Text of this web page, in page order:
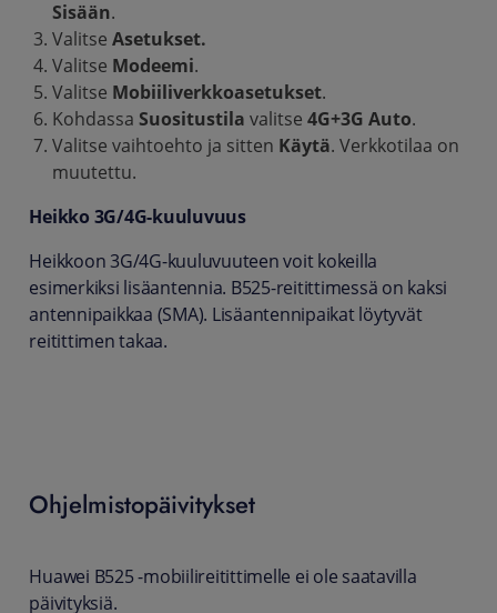
Sisään.
ValitseAsetukset.
Valitse Modeemi.
Valitse Mobiiliverkkoasetukset.
Kohdassa Suositustila valitse4G+3G Auto.
Valitse vaihtoehto ja sitten Käytä. Verkkotilaa on
muutettu.
Heikko 3G/4G-kuuluvuus
Heikkoon 3G/4G-kuuluvuuteen voit kokeilla
esimerkiksi lisäantennia. B525-reitittimessä on kaksi
antennipaikkaa (SMA). Lisäantennipaikat löytyvät
reitittimen takaa.
Ohjelmistopäivitykset
Huawei B525 -mobiilireitittimelle ei ole saatavilla
päivityksiä.